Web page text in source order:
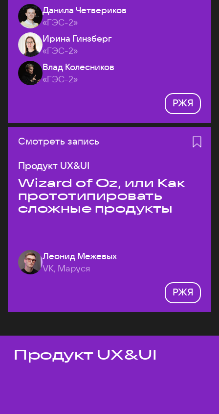
Данила Четвериков
«ГЭС-2»
Ирина Гинзберг
«ГЭС-2»
Влад Колесников
«ГЭС-2»
РЖЯ
Смотреть запись
Продукт UX&UI
Wizard of Oz, или Как
прототипировать
сложные продукты
Леонид Межевых
VK, Маруся
РЖЯ
Темы докладов
Продукт UX&UI